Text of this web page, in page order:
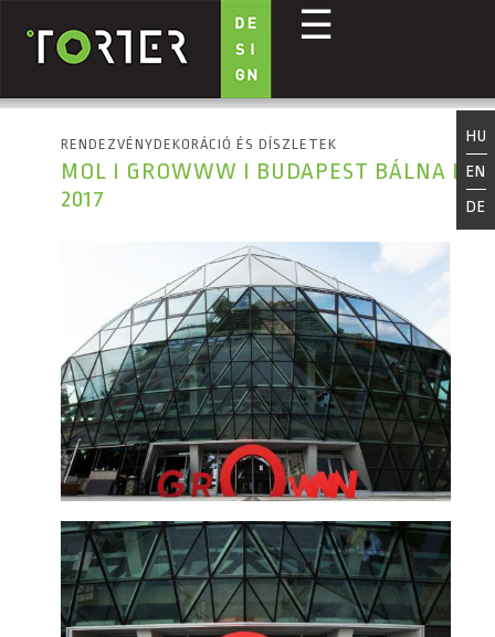
Ugrás a tartalomra
☰
HU
EN
DE
RENDEZVÉNYDEKORÁCIÓ ÉS DÍSZLETEK
MOL I GROWWW I BUDAPEST BÁLNA I
2017